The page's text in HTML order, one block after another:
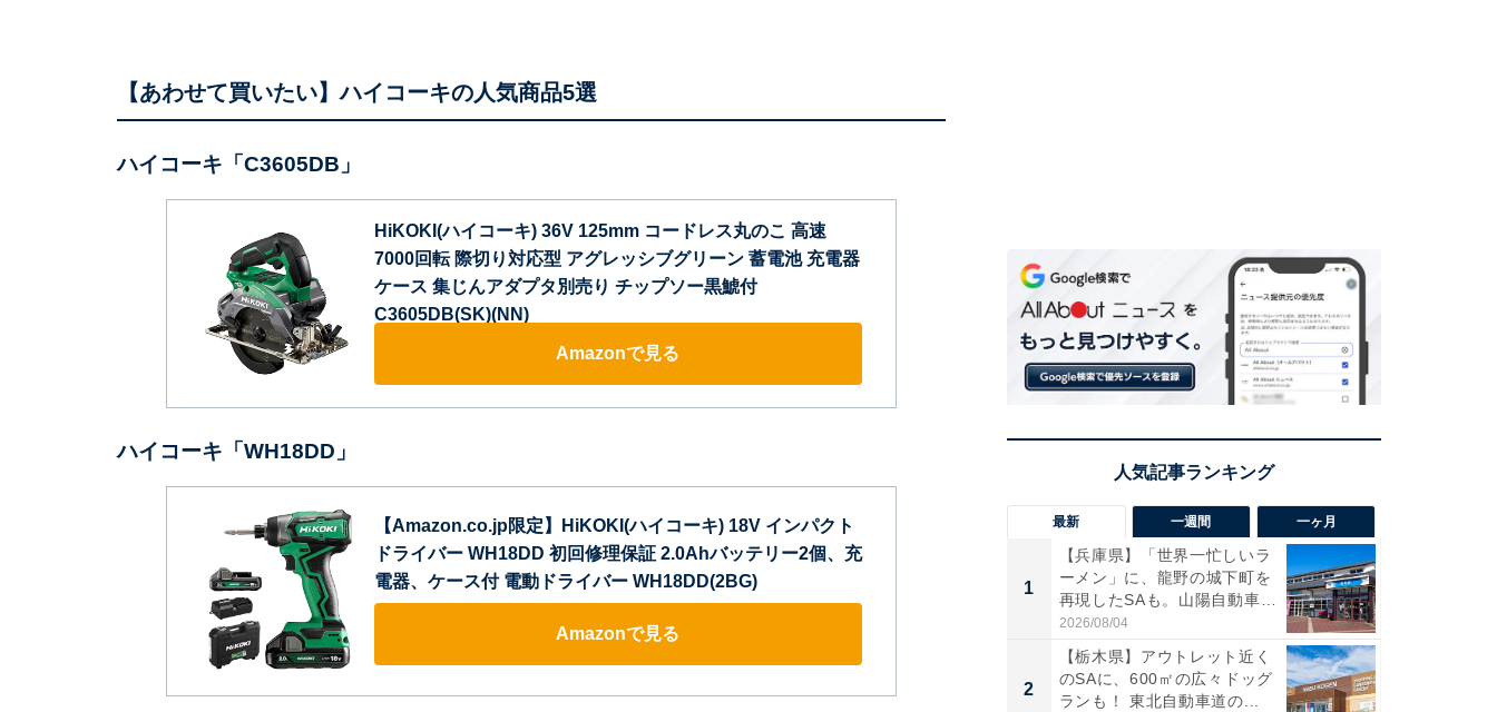
【あわせて買いたい】ハイコーキの人気商品5選
ハイコーキ「C3605DB」
HiKOKI(ハイコーキ) 36V 125mm コードレス丸のこ 高速
7000回転 際切り対応型 アグレッシブグリーン 蓄電池 充電器
ケース 集じんアダプタ別売り チップソー黒鯱付
C3605DB(SK)(NN)
Amazonで見る
ハイコーキ「WH18DD」
【Amazon.co.jp限定】HiKOKI(ハイコーキ) 18V インパクト
ドライバー WH18DD 初回修理保証 2.0Ahバッテリー2個、充
電器、ケース付 電動ドライバー WH18DD(2BG)
Amazonで見る
最新 一週間 一ヶ月
1
【兵庫県】「世界一忙しいラ
ーメン」に、龍野の城下町を
再現したSAも。山陽自動車
道...
2026/08/04
2
【栃木県】アウトレット近く
のSAに、600㎡の広々ドッグ
ランも！ 東北自動車道の...